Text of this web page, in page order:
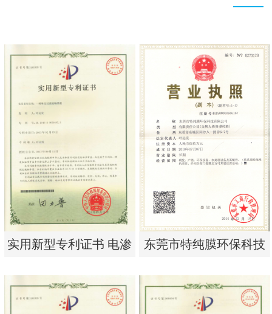
实用新型专利证书 电渗
东莞市特纯膜环保科技